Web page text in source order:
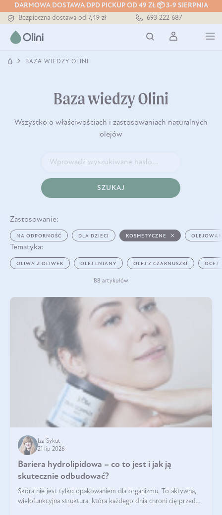
DARMOWA DOSTAWA DPD PICKUP OD 49 ZŁ 📦 3-9 SIERPNIA
Bezpieczna dostawa od 7,49 zł
Darmowa dostawa od 199 zł
Tłoczony zawsze na zimno
693 222 687
BAZA WIEDZY OLINI
Baza wiedzy Olini
Wszystko o właściwościach i zastosowaniach naturalnych
olejów
SZUKAJ
Zastosowanie:
NA ODPORNOŚĆ DLA DZIECI KOSMETYCZNE
Tematyka:
OLIWA Z OLIWEK OLEJ LNIANY OLEJ Z CZARNUSZKI OCET
88 artykułów
Iza Sykut
21 lip 2026
Bariera hydrolipidowa – co to jest i jak ją
skutecznie odbudować?
Skóra nie jest tylko opakowaniem dla organizmu. To aktywna,
wielofunkcyjna struktura, która każdego dnia chroni cię przed